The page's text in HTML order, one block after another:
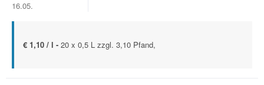
16.05.
€ 1,10 / l - 20 x 0,5 L zzgl. 3,10 Pfand,